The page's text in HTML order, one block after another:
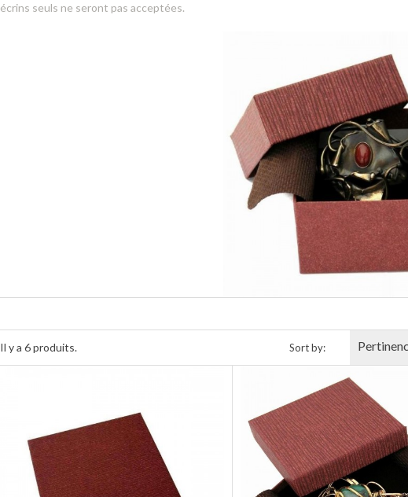
écrins seuls ne seront pas acceptées.
Il y a 6 produits. Sort by: